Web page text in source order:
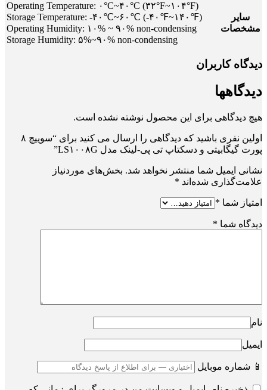
سایر
مشخصات
Operating Temperature: ۰°C~۴۰°C (۳۲°F~۱۰۴°F)
Storage Temperature: -۴۰℃~۶۰℃ (-۴۰℉~۱۴۰℉)
Operating Humidity: ۱۰% ~ ۹۰% non-condensing
Storage Humidity: ۵%~۹۰% non-condensing
دیدگاه کاربران
دیدگاهها
هیچ دیدگاهی برای این محصول نوشته نشده است.
اولین نفری باشید که دیدگاهی را ارسال می کنید برای “سوییچ ۸
پورت گیگابیتی و دسکتاپ تی پی-لینک مدل LS۱۰۰۸G”
نشانی ایمیل شما منتشر نخواهد شد. بخش‌های موردنیاز
علامت‌گذاری شده‌اند *
امتیاز شما *
دیدگاه شما *
نام
ایمیل
📱 شماره موبایل